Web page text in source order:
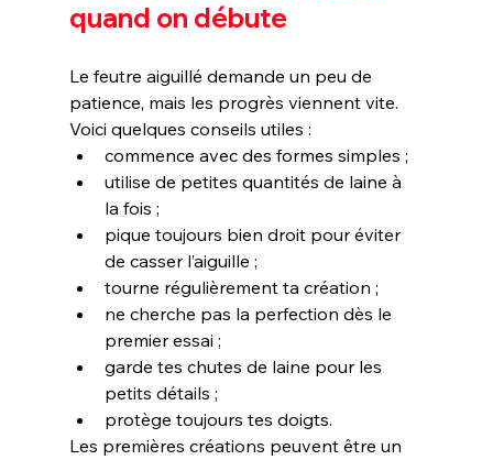
quand on débute
Le feutre aiguillé demande un peu de
patience, mais les progrès viennent vite.
Voici quelques conseils utiles :
commence avec des formes simples ;
utilise de petites quantités de laine à
la fois ;
pique toujours bien droit pour éviter
de casser l’aiguille ;
tourne régulièrement ta création ;
ne cherche pas la perfection dès le
premier essai ;
garde tes chutes de laine pour les
petits détails ;
protège toujours tes doigts.
Les premières créations peuvent être un